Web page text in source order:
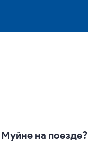
на поезде?